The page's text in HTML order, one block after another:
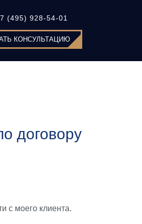
(495) 928-54-01
КОНСУЛЬТАЦИЮ
договору
с моего клиента.